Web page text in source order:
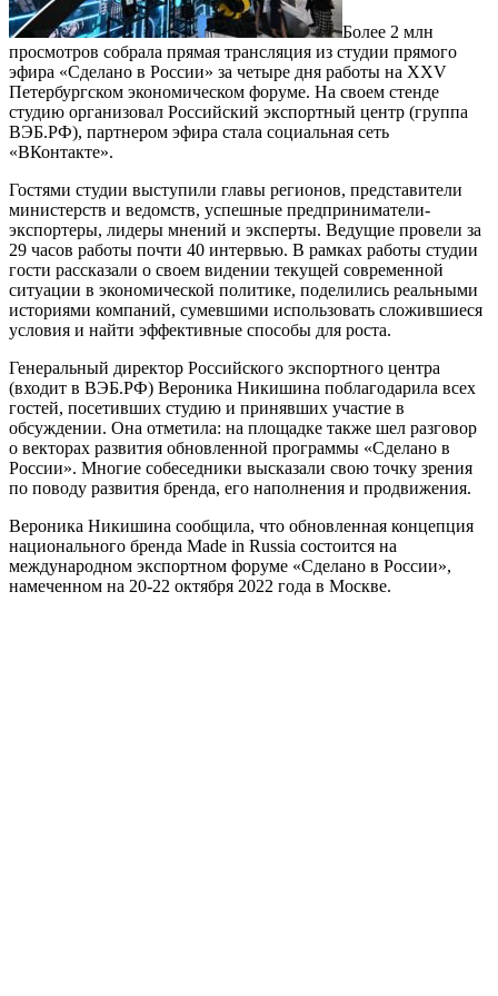
Более 2 млн
просмотров собрала прямая трансляция из студии прямого
эфира «Сделано в России» за четыре дня работы на XXV
Петербургском экономическом форуме. На своем стенде
студию организовал Российский экспортный центр (группа
ВЭБ.РФ), партнером эфира стала социальная сеть
«ВКонтакте».
Гостями студии выступили главы регионов, представители
министерств и ведомств, успешные предприниматели-
экспортеры, лидеры мнений и эксперты. Ведущие провели за
29 часов работы почти 40 интервью. В рамках работы студии
гости рассказали о своем видении текущей современной
ситуации в экономической политике, поделились реальными
историями компаний, сумевшими использовать сложившиеся
условия и найти эффективные способы для роста.
Генеральный директор Российского экспортного центра
(входит в ВЭБ.РФ) Вероника Никишина поблагодарила всех
гостей, посетивших студию и принявших участие в
обсуждении. Она отметила: на площадке также шел разговор
о векторах развития обновленной программы «Сделано в
России». Многие собеседники высказали свою точку зрения
по поводу развития бренда, его наполнения и продвижения.
Вероника Никишина сообщила, что обновленная концепция
национального бренда Made in Russia состоится на
международном экспортном форуме «Сделано в России»,
намеченном на 20-22 октября 2022 года в Москве.